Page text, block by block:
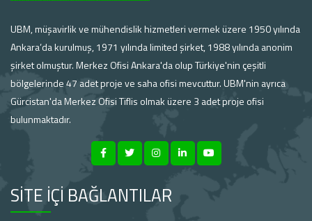
UBM, müşavirlik ve mühendislik hizmetleri vermek üzere 1950 yılında
Ankara’da kurulmuş, 1971 yılında limited şirket, 1988 yılında anonim
şirket olmuştur. Merkez Ofisi Ankara'da olup Türkiye'nin çeşitli
bölgelerinde 47 adet proje ve saha ofisi mevcuttur. UBM'nin ayrıca
Gürcistan'da Merkez Ofisi Tiflis olmak üzere 3 adet proje ofisi
bulunmaktadır.
SİTE İÇİ BAĞLANTILAR